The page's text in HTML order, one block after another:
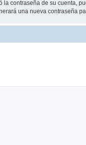
contraseña de su cuenta,
una nueva contraseña